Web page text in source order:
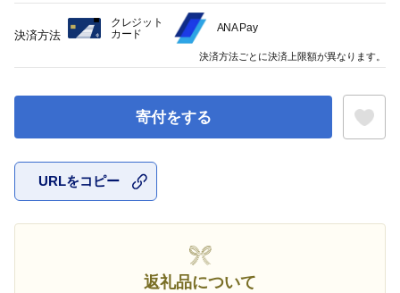
寄付をする
URLをコピー
返礼品について
決済方法
クレジット
カード
ANA Pay
決済方法ごとに決済上限額が異なります。